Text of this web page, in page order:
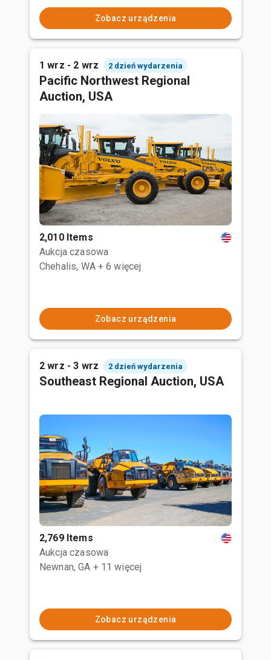
Zobacz urządzenia
1 wrz - 2 wrz 2 dzień wydarzenia
Pacific Northwest Regional
Auction, USA
2,010 Items
Aukcja czasowa
Chehalis, WA + 6 więcej
Zobacz urządzenia
2 wrz - 3 wrz 2 dzień wydarzenia
Southeast Regional Auction, USA
2,769 Items
Aukcja czasowa
Newnan, GA + 11 więcej
Zobacz urządzenia